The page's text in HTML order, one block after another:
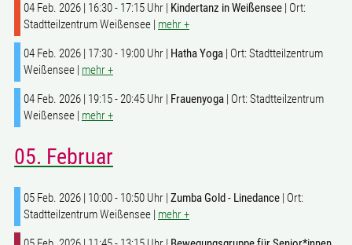
04 Feb. 2026 | 16:30 - 17:15 Uhr | Kindertanz in Weißensee | Ort:
Stadtteilzentrum Weißensee | mehr +
04 Feb. 2026 | 17:30 - 19:00 Uhr | Hatha Yoga | Ort: Stadtteilzentrum
Weißensee | mehr +
04 Feb. 2026 | 19:15 - 20:45 Uhr | Frauenyoga | Ort: Stadtteilzentrum
Weißensee | mehr +
05. Februar
05 Feb. 2026 | 10:00 - 10:50 Uhr | Zumba Gold - Linedance | Ort:
Stadtteilzentrum Weißensee | mehr +